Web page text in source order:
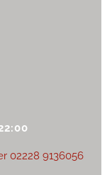
02228 9136056